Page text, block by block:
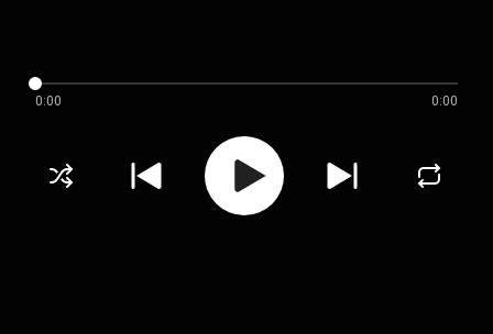
0:00 0:00